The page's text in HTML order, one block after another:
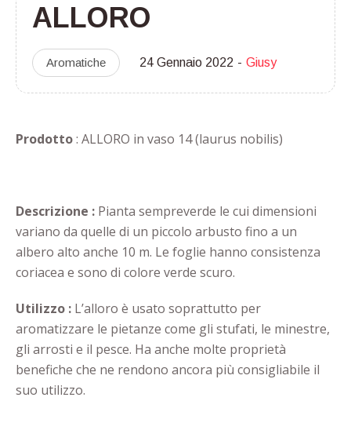
ALLORO
Aromatiche 24 Gennaio 2022 Giusy
Prodotto: ALLORO in vaso 14 (laurus nobilis)
Descrizione : Pianta sempreverde le cui dimensioni
variano da quelle di un piccolo arbusto fino a un
albero alto anche 10 m. Le foglie hanno consistenza
coriacea e sono di colore verde scuro.
Utilizzo : L’alloro è usato soprattutto per
aromatizzare le pietanze come gli stufati, le minestre,
gli arrosti e il pesce. Ha anche molte proprietà
benefiche che ne rendono ancora più consigliabile il
suo utilizzo.